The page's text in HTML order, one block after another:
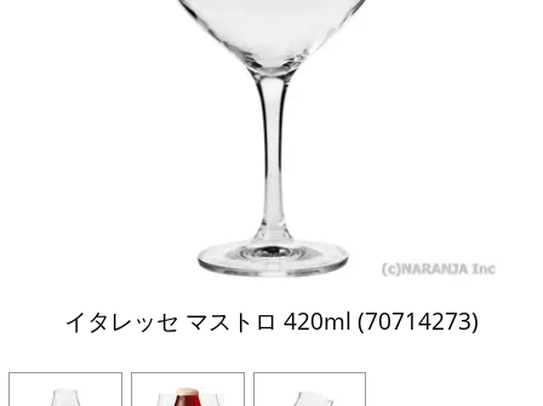
イタレッセ マストロ 420ml (70714273)